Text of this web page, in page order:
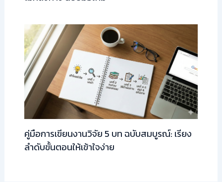
คู่มือการเขียนงานวิจัย 5 บท ฉบับสมบูรณ์: เรียง
ลำดับขั้นตอนให้เข้าใจง่าย